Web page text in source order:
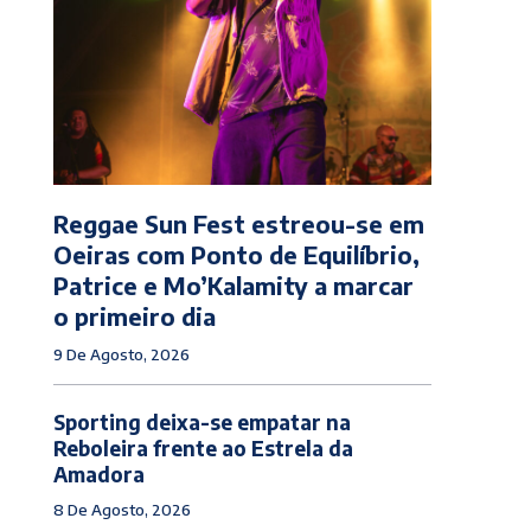
Reggae Sun Fest estreou-se em
Oeiras com Ponto de Equilíbrio,
Patrice e Mo’Kalamity a marcar
o primeiro dia
9 De Agosto, 2026
Sporting deixa-se empatar na
Reboleira frente ao Estrela da
Amadora
8 De Agosto, 2026